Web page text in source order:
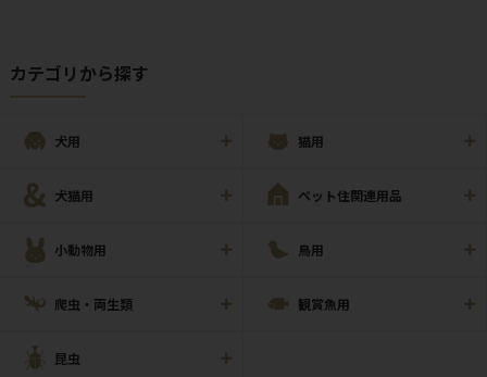
カテゴリから探す
犬用 猫用
犬猫用 ペット住関連用品
小動物用 鳥用
爬虫・両生類 観賞魚用
昆虫